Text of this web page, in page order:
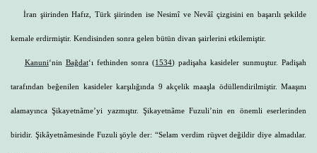
İran şiirinden Hafız, Türk şiirinden ise Nesimî ve Nevâî çizgisini en başarılı şekilde
kemale erdirmiştir. Kendisinden sonra gelen bütün divan şairlerini etkilemiştir.
Kanuni‘nin Bağdat‘ı fethinden sonra (1534) padişaha kasideler sunmuştur. Padişah
tarafından beğenilen kasideler karşılığında 9 akçelik maaşla ödüllendirilmiştir. Maaşını
alamayınca Şikayetnãme’yi yazmıştır. Şikayetnãme Fuzuli’nin en önemli eserlerinden
biridir. Şikâyetnâmesinde Fuzuli şöyle der: “Selam verdim rüşvet değildir diye almadılar.